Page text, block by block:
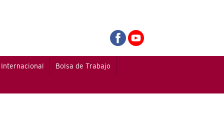
Internacional Bolsa de Trabajo